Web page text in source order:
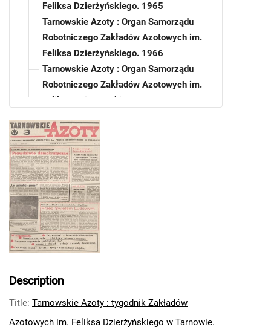
Feliksa Dzierżyńskiego. 1965
Tarnowskie Azoty : Organ Samorządu
Robotniczego Zakładów Azotowych im.
Feliksa Dzierżyńskiego. 1966
Tarnowskie Azoty : Organ Samorządu
Robotniczego Zakładów Azotowych im.
Feliksa Dzierżyńskiego. 1967
Robotniczego Zakładów Azotowych im.
Feliksa Dzierżyńskiego. 1968
Tarnowskie Azoty : Organ Samorządu
Robotniczego Zakładów Azotowych im.
Feliksa Dzierżyńskiego. 1969
Tarnowskie Azoty : Organ Samorządu
Robotniczego Zakładów Azotowych im.
Feliksa Dzierżyńskiego. 1970
Robotniczego Zakładów Azotowych im.
Tarnowskie Azoty : Organ Samorządu
Robotniczego Zakładów Azotowych im.
Description
Title: Tarnowskie Azoty : tygodnik Zakładów
Azotowych im. Feliksa Dzierżyńskiego w Tarnowie.